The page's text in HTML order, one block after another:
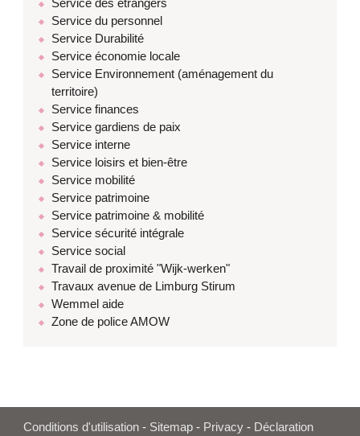
Service des étrangers
Service du personnel
Service Durabilité
Service économie locale
Service Environnement (aménagement du
territoire)
Service finances
Service gardiens de paix
Service interne
Service loisirs et bien-être
Service mobilité
Service patrimoine
Service patrimoine & mobilité
Service sécurité intégrale
Service social
Travail de proximité "Wijk-werken"
Travaux avenue de Limburg Stirum
Wemmel aide
Zone de police AMOW
Conditions d'utilisation - Sitemap - Privacy - Déclaration